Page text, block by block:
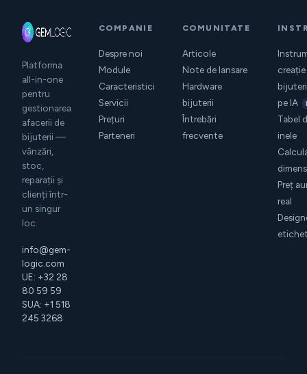
Platforma
all-in-one
pentru
gestionarea
afacerii de
bijuterii —
vânzări,
stoc,
reparații și
clienți într-
un singur
loc.
info@gem-
logic.com
UE: +32 28
80 59 59
SUA: +1 518
245 3268
COMPANIE
Despre noi
Module
Caracteristici
Servicii
Prețuri
Parteneri
COMUNITATE
Articole
Note de lansare
Hardware
bijuterii
Întrebări
frecvente
creație
pe IA
Tabel
inele
Preț
real